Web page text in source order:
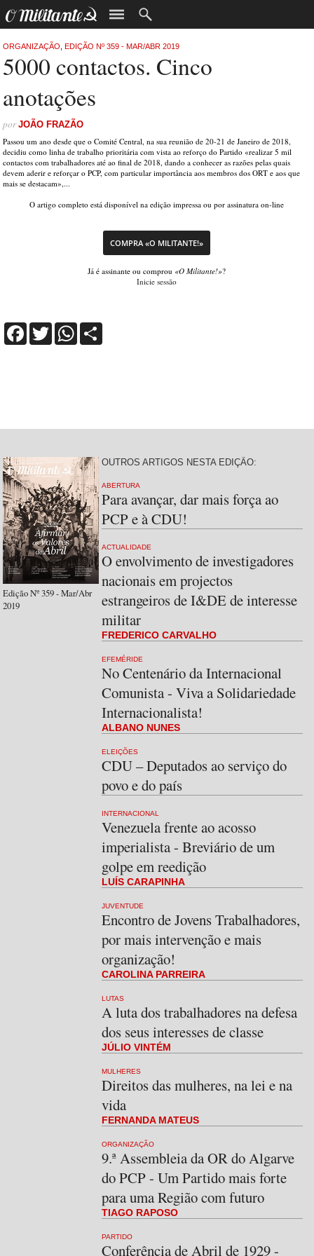
ORGANIZAÇÃO ,EDIÇÃO Nº 359 - MAR/ABR 2019
5000 contactos. Cinco
anotações
porJOÃO FRAZÃO
Passou um ano desde que o Comité Central, na sua reunião de 20-21 de Janeiro de 2018,
decidiu como linha de trabalho prioritária com vista ao reforço do Partido «realizar 5 mil
contactos com trabalhadores até ao final de 2018, dando a conhecer as razões pelas quais
devem aderir e reforçar o PCP, com particular importância aos membros dos ORT e aos que
mais se destacam»,...
O artigo completo está disponível na edição impressa ou por assinatura on-line
COMPRA «O MILITANTE!»
Já é assinante ou comprou «O Militante!»?
Inicie sessão
FacebookTwitterWhatsApp
Edição Nº 359 - Mar/Abr
2019
OUTROS ARTIGOS NESTA EDIÇÃO:
ABERTURA
Para avançar, dar mais força ao
PCP e à CDU!
ACTUALIDADE
O envolvimento de investigadores
nacionais em projectos
estrangeiros de I&DE de interesse
militar
FREDERICO CARVALHO
EFEMÉRIDE
No Centenário da Internacional
Comunista - Viva a Solidariedade
Internacionalista!
ALBANO NUNES
ELEIÇÕES
CDU – Deputados ao serviço do
povo e do país
INTERNACIONAL
Venezuela frente ao acosso
imperialista - Breviário de um
golpe em reedição
LUÍS CARAPINHA
JUVENTUDE
Encontro de Jovens Trabalhadores,
por mais intervenção e mais
organização!
CAROLINA PARREIRA
LUTAS
A luta dos trabalhadores na defesa
dos seus interesses de classe
JÚLIO VINTÉM
MULHERES
Direitos das mulheres, na lei e na
vida
FERNANDA MATEUS
ORGANIZAÇÃO
9.ª Assembleia da OR do Algarve
do PCP - Um Partido mais forte
para uma Região com futuro
TIAGO RAPOSO
PARTIDO
Conferência de Abril de 1929 -